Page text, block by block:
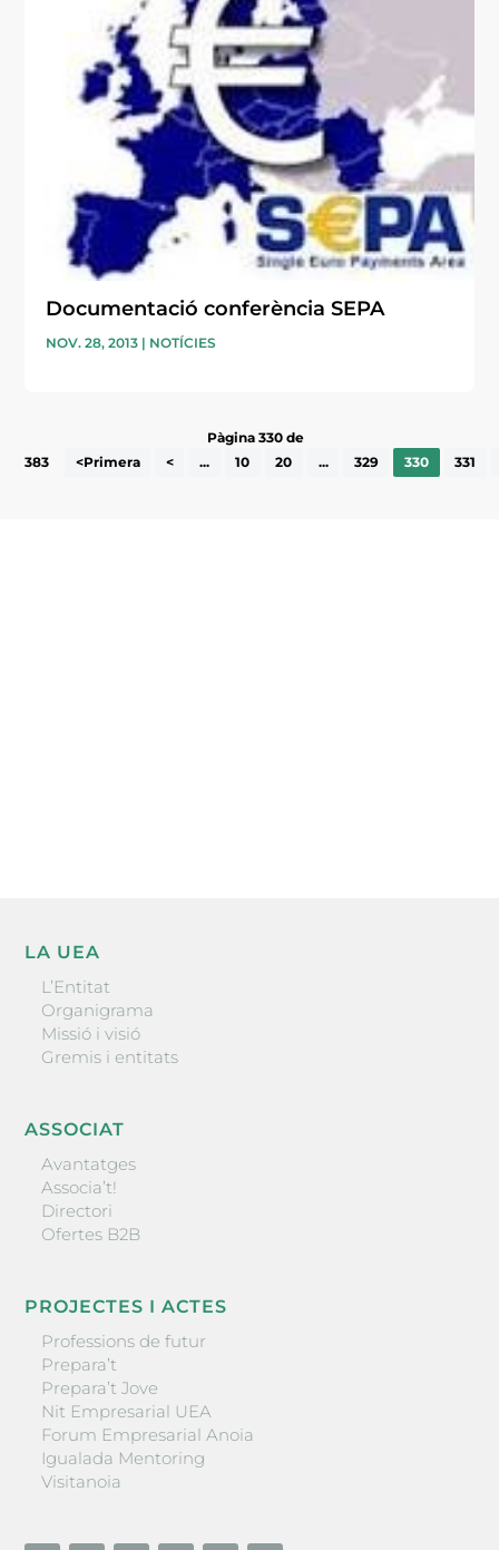
Documentació conferència SEPA
NOV. 28, 2013 | NOTÍCIES
Pàgina 330 de
383
<Primera < ... 10 20 ... 329 330 331
LA UEA
L’Entitat
Organigrama
Missió i visió
Gremis i entitats
ASSOCIAT
Avantatges
Associa’t!
Directori
Ofertes B2B
PROJECTES I ACTES
Professions de futur
Prepara’t
Prepara’t Jove
Nit Empresarial UEA
Forum Empresarial Anoia
Igualada Mentoring
Visitanoia